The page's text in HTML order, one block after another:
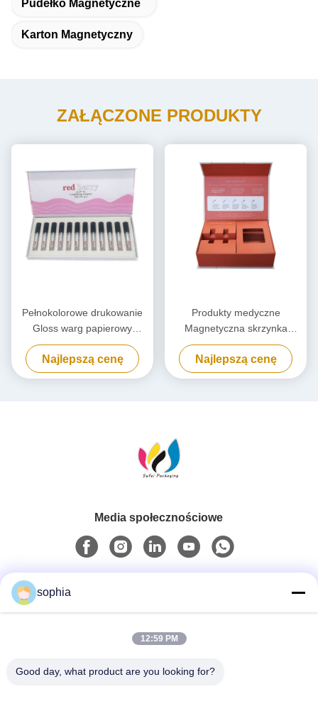
Pudełko Magnetyczne
Karton Magnetyczny
ZAŁĄCZONE PRODUKTY
Pełnokolorowe drukowanie
Gloss warg papierowy
Pudełko opakowaniowe,
Kosmetyczny lakier do
paznokci Pudełko prezent
Najlepszą cenę
Produkty medyczne
Magnetyczna skrzynka
podarunkowa Magnetyczna
skrzynka opakowaniowa z
wkładką
Najlepszą cenę
Media społecznościowe
0086-13128969971
sophia
12:59 PM
Good day, what product are you looking for?